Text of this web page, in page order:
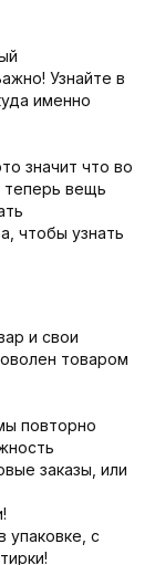
Узнайте в
именно
значит что во
теперь вещь
чтобы узнать
и свои
товаром
мы повторно
заказы, или
упаковке, с